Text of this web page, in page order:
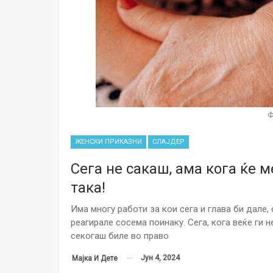
ЖЕНСКИ ПРИКАЗНИ СЛАЈДЕР
Сега не сакаш, ама кога ќе
така!
Има многу работи за кои сега и глава би
реагирале сосема поинаку. Сега, кога веќе ги
секогаш биле во право
Мајка И Дете Јун 4, 2024